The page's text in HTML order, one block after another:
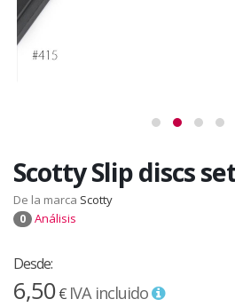
Scotty Slip discs
De la marca Scotty
0 Análisis
Desde:
6,50€ IVA incluido